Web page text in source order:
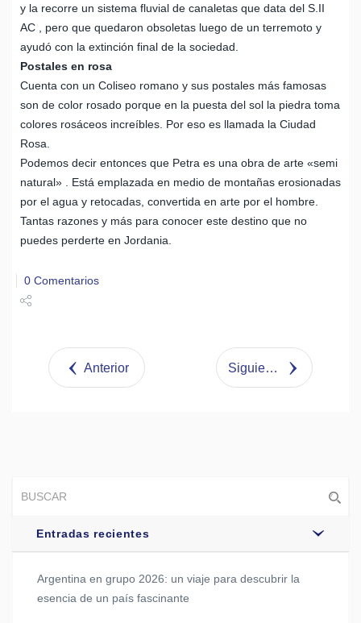
y la recorre un sistema fluvial de canaletas que data del S.II
AC , pero que quedaron obsoletas luego de un terremoto y
ayudó con la extinción final de la sociedad.
Postales en rosa
Cuenta con un Coliseo romano y sus postales más famosas
son de color rosado porque en la puesta del sol la piedra toma
colores rosáceos increíbles. Por eso es llamada la Ciudad
Rosa.
Podemos decir entonces que Petra es una obra de arte «semi
natural» . Está emplazada en medio de montañas erosionadas
por el agua y retocadas, convertida en arte por el hombre.
Tantas razones y más para conocer este destino que no
puedes perderte en Jordania.
0 Comentarios
Tweet
Anterior Siguiente
Entradas recientes
Argentina en grupo 2026: un viaje para descubrir la
esencia de un país fascinante